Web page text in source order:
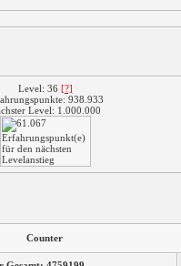
Level: 36 [?]
938.933
Level: 1.000.000
Counter